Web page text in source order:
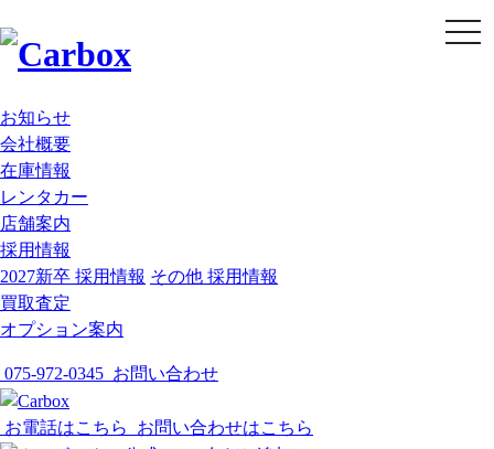
お知らせ
会社概要
在庫情報
レンタカー
店舗案内
採用情報
2027新卒 採用情報 その他 採用情報
買取査定
オプション案内
075-972-0345 お問い合わせ
t
o
お電話はこちら お問い合わせはこちら